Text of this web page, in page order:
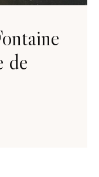
de